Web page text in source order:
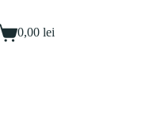
Coș0,00 lei